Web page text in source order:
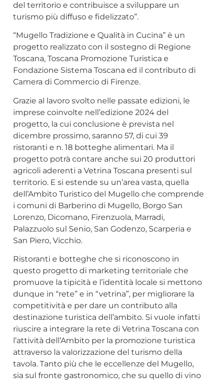
del territorio e contribuisce a sviluppare un
turismo più diffuso e fidelizzato”.
“Mugello Tradizione e Qualità in Cucina” è un
progetto realizzato con il sostegno di Regione
Toscana, Toscana Promozione Turistica e
Fondazione Sistema Toscana ed il contributo di
Camera di Commercio di Firenze.
Grazie al lavoro svolto nelle passate edizioni, le
imprese coinvolte nell’edizione 2024 del
progetto, la cui conclusione è prevista nel
dicembre prossimo, saranno 57, di cui 39
ristoranti e n. 18 botteghe alimentari. Ma il
progetto potrà contare anche sui 20 produttori
agricoli aderenti a Vetrina Toscana presenti sul
territorio. E si estende su un’area vasta, quella
dell’Ambito Turistico del Mugello che comprende
i comuni di Barberino di Mugello, Borgo San
Lorenzo, Dicomano, Firenzuola, Marradi,
Palazzuolo sul Senio, San Godenzo, Scarperia e
San Piero, Vicchio.
Ristoranti e botteghe che si riconoscono in
questo progetto di marketing territoriale che
promuove la tipicità e l’identità locale si mettono
dunque in “rete” e in “vetrina”, per migliorare la
competitività e per dare un contributo alla
destinazione turistica dell’ambito. Si vuole infatti
riuscire a integrare la rete di Vetrina Toscana con
l’attività dell’Ambito per la promozione turistica
attraverso la valorizzazione del turismo della
tavola. Tanto più che le eccellenze del Mugello,
sia sul fronte gastronomico, che su quello di vino